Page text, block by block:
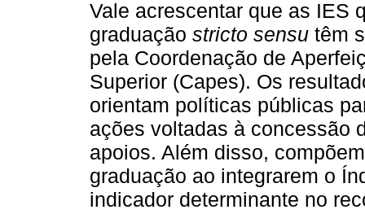
Vale acrescentar que as IES
graduação stricto sensu têm
pela Coordenação de
Superior (Capes). Os
orientam políticas públicas
ações voltadas à concessão
apoios. Além disso,
graduação ao integrarem o
indicador determinante no